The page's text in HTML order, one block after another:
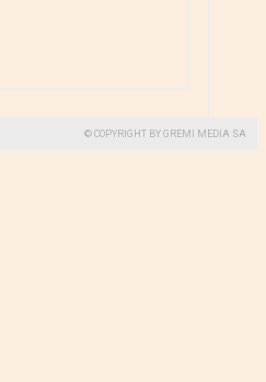
© COPYRIGHT BY GREMI MEDIA SA